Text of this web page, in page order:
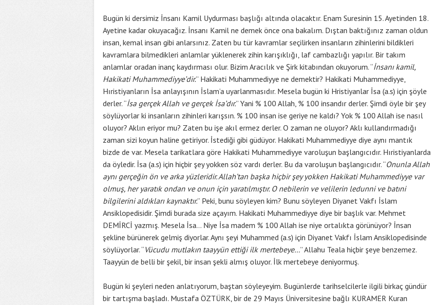
Bugün ki dersimiz İnsanı Kamil Uydurması başlığı altında olacaktır. Enam Suresinin 15. Ayetinden 18.
Ayetine kadar okuyacağız. İnsanı Kamil ne demek önce ona bakalım. Dıştan baktığınız zaman oldun
insan, kemal insan gibi anlarsınız. Zaten bu tür kavramlar seçilirken insanların zihinlerini bildikleri
kavramlara bilmedikleri anlamlar yüklenerek zihin karışıklığı, laf cambazlığı yapılır. Bir takım
anlamlar oradan inanç kaydırması olur. Bizim Aracılık ve Şirk kitabından okuyorum. “İnsanı kamil,
Hakikati Muhammediyye’dir.” Hakikati Muhammediyye ne demektir? Hakikati Muhammediyye,
Hıristiyanların İsa anlayışının İslam’a uyarlanmasıdır. Mesela bugün ki Hristiyanlar İsa (a.s) için şöyle
derler. “İsa gerçek Allah ve gerçek İsa’dır.” Yani % 100 Allah, % 100 insandır derler. Şimdi öyle bir şey
söylüyorlar ki insanların zihinleri karışsın. % 100 insan ise geriye ne kaldı? Yok % 100 Allah ise nasıl
oluyor? Aklın eriyor mu? Zaten bu işe akıl ermez derler. O zaman ne oluyor? Aklı kullandırmadığı
zaman sizi koyun haline getiriyor. İstediği gibi güdüyor. Hakikati Muhammediyye diye aynı mantık
bizde de var. Mesela tarikatlara göre Hakikati Muhammediyye varoluşun başlangıcıdır. Hıristiyanlarda
da öyledir. İsa (a.s) için hiçbir şey yokken söz vardı derler. Bu da varoluşun başlangıcıdır. “Onunla Allah
aynı gerçeğin ön ve arka yüzleridir. Allah’tan başka hiçbir şey yokken Hakikati Muhammediyye var
olmuş, her yaratık ondan ve onun için yaratılmıştır. O nebilerin ve velilerin ledunni ve batıni
bilgilerini aldıkları kaynaktır.” Peki, bunu söyleyen kim? Bunu söyleyen Diyanet Vakfı İslam
Ansiklopedisidir. Şimdi burada size açayım. Hakikati Muhammediyye diye bir başlık var. Mehmet
DEMİRCİ yazmış. Mesela İsa… Niye İsa madem % 100 Allah ise niye ortalıkta görünüyor? İnsan
şekline bürünerek gelmiş diyorlar. Aynı şeyi Muhammed (a.s) için Diyanet Vakfı İslam Ansiklopedisinde
söylüyorlar. “Vücudu mutlakın taayyün ettiği ilk mertebeye…” Allahu Teala hiçbir şeye benzemez.
Taayyün de belli bir şekil, bir insan şekli almış oluyor. İlk mertebeye deniyormuş.
Bugün ki şeyleri neden anlatıyorum, baştan söyleyeyim. Bugünlerde tarihselcilerle ilgili birkaç gündür
bir tartışma başladı. Mustafa ÖZTÜRK, bir de 29 Mayıs Üniversitesine bağlı KURAMER Kuran